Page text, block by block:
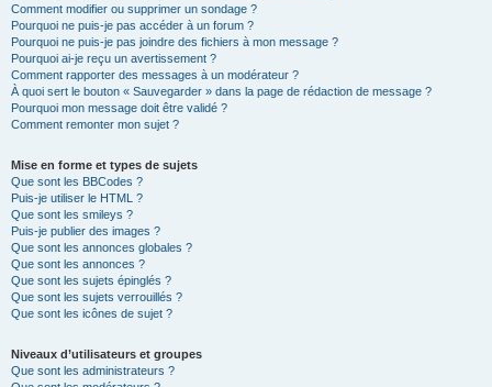
Comment modifier ou supprimer un sondage ?
Pourquoi ne puis-je pas accéder à un forum ?
Pourquoi ne puis-je pas joindre des fichiers à mon message ?
Pourquoi ai-je reçu un avertissement ?
Comment rapporter des messages à un modérateur ?
À quoi sert le bouton « Sauvegarder » dans la page de rédaction de message ?
Pourquoi mon message doit être validé ?
Comment remonter mon sujet ?
Mise en forme et types de sujets
Que sont les BBCodes ?
Puis-je utiliser le HTML ?
Que sont les smileys ?
Puis-je publier des images ?
Que sont les annonces globales ?
Que sont les annonces ?
Que sont les sujets épinglés ?
Que sont les sujets verrouillés ?
Que sont les icônes de sujet ?
Niveaux d’utilisateurs et groupes
Que sont les administrateurs ?